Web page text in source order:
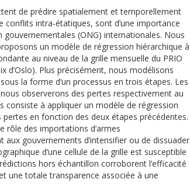
de prédire spatialement et temporellement
intra-étatiques, sont d’une importance
(ONG) internationales. Nous
un modèle de régression hiérarchique à
au niveau de la grille mensuelle du PRIO
d’Oslo). Plus précisément, nous modélisons
la forme d’un processus en trois étapes. Les
observerons des pertes respectivement au
consiste à appliquer un modèle de régression
en fonction des deux étapes précédentes.
rôle des importations d’armes
gouvernements d’intensifier ou de dissuader
d’une cellule de la grille est susceptible
hors échantillon corroborent l’efficacité
une totale transparence associée à une